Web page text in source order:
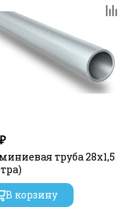
труба 28х1,5
В корзину